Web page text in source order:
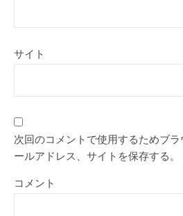
サイト
次回のコメントで使用するためブ
ールアドレス、サイトを保存する。
コメント